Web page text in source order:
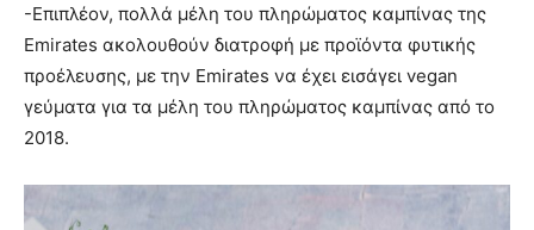
-Επιπλέον, πολλά μέλη του πληρώματος καμπίνας της
Emirates ακολουθούν διατροφή με προϊόντα φυτικής
προέλευσης, με την Emirates να έχει εισάγει vegan
γεύματα για τα μέλη του πληρώματος καμπίνας από το
2018.